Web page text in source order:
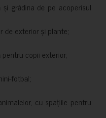
grădina de pe acoperisul
de exterior și plante;
copii exterior;
fotbal;
cu spațiile pentru